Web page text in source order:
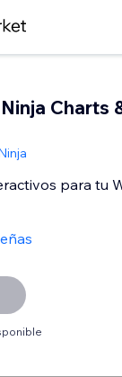
Charts
para tu